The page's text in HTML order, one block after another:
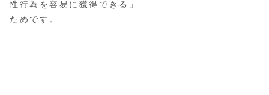
性行為を容易に獲得できる」
ためです。